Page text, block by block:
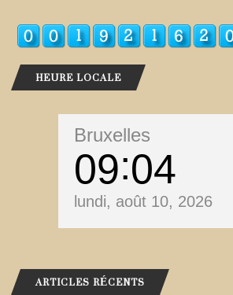
HEURE LOCALE
Bruxelles
09 04
lundi, août 10, 2026
ARTICLES RÉCENTS